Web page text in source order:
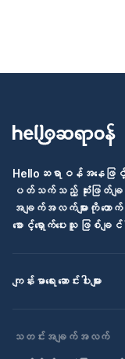
Helloဆရာဝန်အနေဖြင့်
ပတ်သက်သည့် ဆုံးဖြတ်ချက်မ
အချက်အလက်များကို ထော
စောင့်ရှောက်ပေးသူ ဖြစ်ခ
ကျန်းမာရေး ဆောင်းပါးများ
သတင်းအချက်အလက်